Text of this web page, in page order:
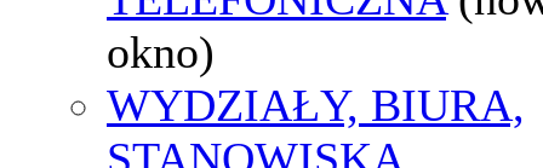
okno)
WYDZIAŁY, BIURA,